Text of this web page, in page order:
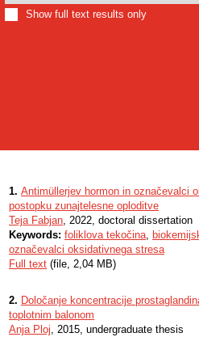
Show full text results only
1. Antimüllerjev hormon in označevalci
postopku zunajtelesne oploditve
Teja Fabjan, 2022, doctoral dissertation
Keywords: foliklova tekočina,
označevalci oksidativnega stresa
Full text (file, 2,04 MB)
2. Določanje koncentracije
toplotnim balonom
Anja Ploj, 2015, undergraduate thesis